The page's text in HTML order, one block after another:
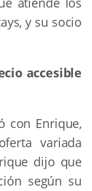
y su socio
accesible
con Enrique,
variada
dijo que
según su